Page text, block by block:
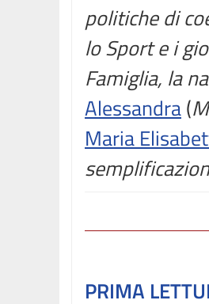
politiche di
lo Sport e i
Famiglia, la
Alessandra(
Maria
PRIMA